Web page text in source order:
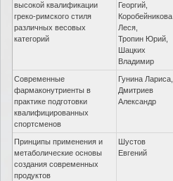
высокой квалификации
греко-римского стиля
различных весовых
категорий
Георгий,
Коробейникова
Леся,
Тропин Юрий,
Шацких
Владимир
Современные
фармаконутриенты в
практике подготовки
квалифицированных
спортсменов
Гунина Лариса,
Дмитриев
Александр
Принципы применения и
метаболические основы
создания современных
продуктов
Шустов
Евгений